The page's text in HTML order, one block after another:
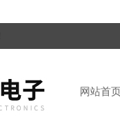
网站首